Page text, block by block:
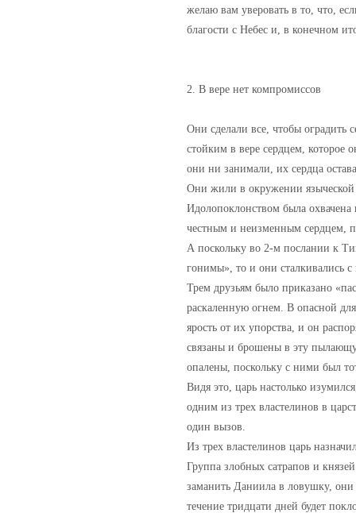
желаю вам уверовать в то, что,
благости с Небес и, в конечном
2. В вере нет компромиссов
Они сделали все, чтобы
стойким в вере сердцем,
они ни занимали, их сердца
Они жили в окружении языческой
Идолопоклонством была охвачена
честным и неизменным сердцем,
А поскольку во 2-м послании к
гонимы», то и они сталкивались
Трем друзьям было приказано
раскаленную огнем. В опасной
ярость от их упорства, и он
связаны и брошены в эту
опалены, поскольку с ними был
Видя это, царь настолько
одним из трех властелинов в
один вызов.
Из трех властелинов царь
Группа злобных сатрапов и
заманить Даниила в ловушку, они
течение тридцати дней будет